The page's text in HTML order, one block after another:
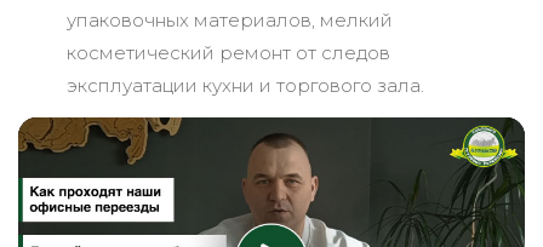
упаковочных материалов, мелкий
косметический ремонт от следов
эксплуатации кухни и торгового зала.